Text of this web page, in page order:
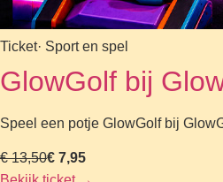
Ticket· Sport en spel
GlowGolf bij
Speel een potje GlowGolf bij
€ 13,50€ 7,95